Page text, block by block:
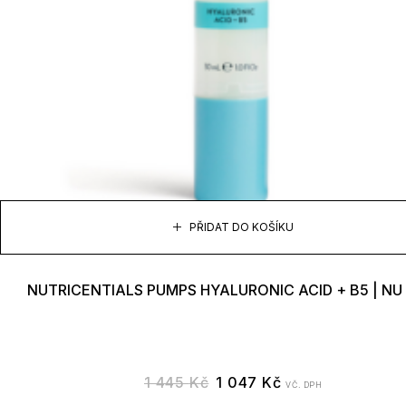
PŘIDAT DO KOŠÍKU
NUTRICENTIALS PUMPS HYALURONIC ACID + B5 | NU
1 445Kč 1 047 Kč VČ. DPH